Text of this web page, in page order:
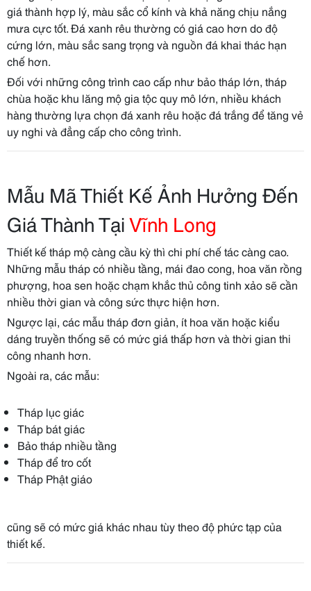
giá thành hợp lý, màu sắc cổ kính và khả năng chịu nắng
mưa cực tốt. Đá xanh rêu thường có giá cao hơn do độ
cứng lớn, màu sắc sang trọng và nguồn đá khai thác hạn
chế hơn.
Đối với những công trình cao cấp như bảo tháp lớn, tháp
chùa hoặc khu lăng mộ gia tộc quy mô lớn, nhiều khách
hàng thường lựa chọn đá xanh rêu hoặc đá trắng để tăng vẻ
uy nghi và đẳng cấp cho công trình.
Mẫu Mã Thiết Kế Ảnh Hưởng Đến
Giá Thành TạiVĩnh Long
Thiết kế tháp mộ càng cầu kỳ thì chi phí chế tác càng cao.
Những mẫu tháp có nhiều tầng, mái đao cong, hoa văn rồng
phượng, hoa sen hoặc chạm khắc thủ công tinh xảo sẽ cần
nhiều thời gian và công sức thực hiện hơn.
Ngược lại, các mẫu tháp đơn giản, ít hoa văn hoặc kiểu
dáng truyền thống sẽ có mức giá thấp hơn và thời gian thi
công nhanh hơn.
Ngoài ra, các mẫu:
Tháp lục giác
Tháp bát giác
Bảo tháp nhiều tầng
Tháp để tro cốt
Tháp Phật giáo
cũng sẽ có mức giá khác nhau tùy theo độ phức tạp của
thiết kế.